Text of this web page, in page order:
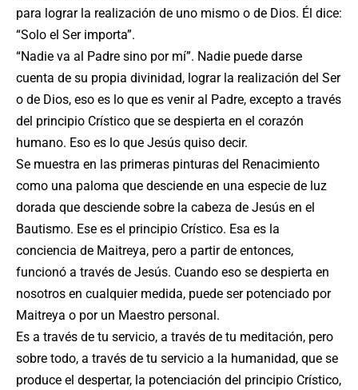
para lograr la realización de uno mismo o de Dios. Él dice:
“Solo el Ser importa”.
“Nadie va al Padre sino por mí”. Nadie puede darse
cuenta de su propia divinidad, lograr la realización del Ser
o de Dios, eso es lo que es venir al Padre, excepto a través
del principio Crístico que se despierta en el corazón
humano. Eso es lo que Jesús quiso decir.
Se muestra en las primeras pinturas del Renacimiento
como una paloma que desciende en una especie de luz
dorada que desciende sobre la cabeza de Jesús en el
Bautismo. Ese es el principio Crístico. Esa es la
conciencia de Maitreya, pero a partir de entonces,
funcionó a través de Jesús. Cuando eso se despierta en
nosotros en cualquier medida, puede ser potenciado por
Maitreya o por un Maestro personal.
Es a través de tu servicio, a través de tu meditación, pero
sobre todo, a través de tu servicio a la humanidad, que se
produce el despertar, la potenciación del principio Crístico,